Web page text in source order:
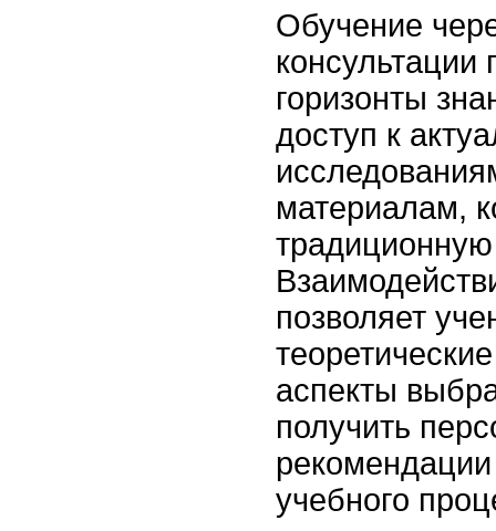
Обучение
консультации
горизонты
доступ к
материалам,
позволяет
аспекты
получить
учебного